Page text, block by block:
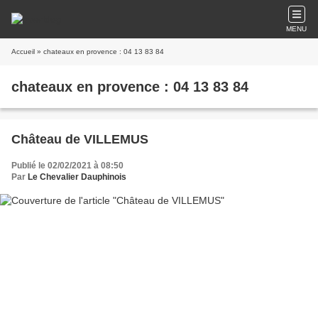
MENU
Accueil » chateaux en provence : 04 13 83 84
chateaux en provence : 04 13 83 84
Château de VILLEMUS
Publié le 02/02/2021 à 08:50
Par Le Chevalier Dauphinois